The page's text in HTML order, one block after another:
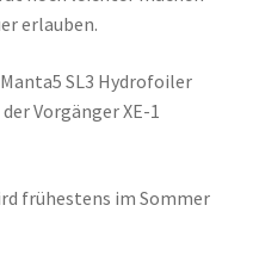
erlauben.
SL3 Hydrofoiler
Vorgänger XE-1
frühestens im Sommer